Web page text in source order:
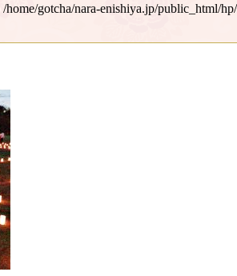
/home/gotcha/nara-enishiya.jp/public_html/